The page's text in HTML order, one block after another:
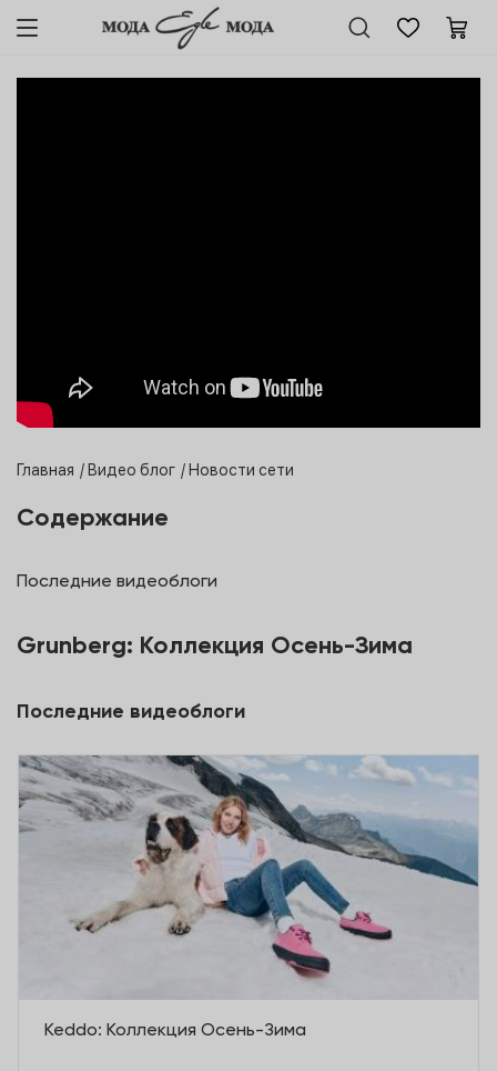
Главная Видео блог Новости сети
Содержание
Последние видеоблоги
Grunberg: Коллекция Осень-Зима
Последние видеоблоги
Keddo: Коллекция Осень-Зима